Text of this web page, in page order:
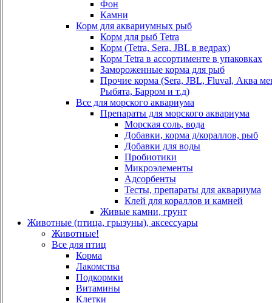
Фон
Камни
Корм для аквариумных рыб
Корм для рыб Tetra
Корм (Tetra, Sera, JBL в ведрах)
Корм Tetra в ассортименте в упаковках
Замороженные корма для рыб
Прочие корма (Sera, JBL, Fluval, Аква
Рыбята, Барром и т.д)
Все для морского аквариума
Препараты для морского аквариума
Морская соль, вода
Добавки, корма д/кораллов, рыб
Добавки для воды
Пробиотики
Микроэлементы
Адсорбенты
Тесты, препараты для аквариума
Клей для кораллов и камней
Живые камни, грунт
Животные (птица, грызуны), аксессуары
Животные!
Все для птиц
Корма
Лакомства
Подкормки
Витамины
Клетки